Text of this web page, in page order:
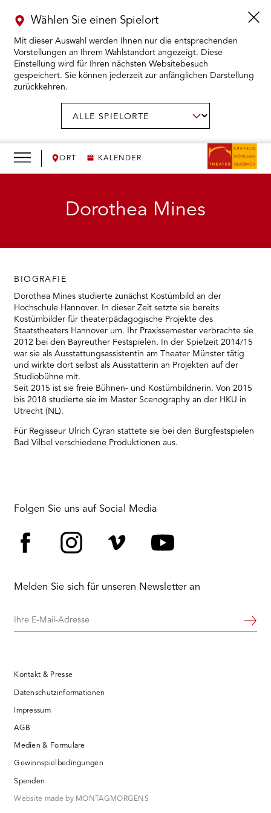
ORT KALENDER
Wählen Sie einen Spielort
Mit dieser Auswahl werden Ihnen nur die entsprechenden
Vorstellungen an Ihrem Wahlstandort angezeigt. Diese
Einstellung wird für Ihren nächsten Websitebesuch
gespeichert. Sie können jederzeit zur anfänglichen Darstellung
zurückkehren.
KARTENKAUF ÖFFNEN
WIR ÖFFNEN
THEATERPÄDAGOGIK ÖFFNEN
Dorothea Mines
BIOGRAFIE
Dorothea Mines studierte zunächst Kostümbild an der
Hochschule Hannover. In dieser Zeit setzte sie bereits
Kostümbilder für theaterpädagogische Projekte des
Staatstheaters Hannover um. Ihr Praxissemester verbrachte sie
2012 bei den Bayreuther Festspielen. In der Spielzeit 2014/15
war sie als Ausstattungsassistentin am Theater Münster tätig
und wirkte dort selbst als Ausstatterin an Projekten auf der
Studiobühne mit.
Seit 2015 ist sie freie Bühnen- und Kostümbildnerin. Von 2015
bis 2018 studierte sie im Master Scenography an der HKU in
Utrecht (NL).
Für Regisseur Ulrich Cyran stattete sie bei den Burgfestspielen
Bad Vilbel verschiedene Produktionen aus.
Folgen Sie uns auf Social Media
Melden Sie sich für unseren Newsletter an
Ihre
Weiter
Kontakt & Presse
Datenschutzinformationen
Impressum
AGB
Medien & Formulare
Gewinnspielbedingungen
Spenden
Website made by MONTAGMORGENS